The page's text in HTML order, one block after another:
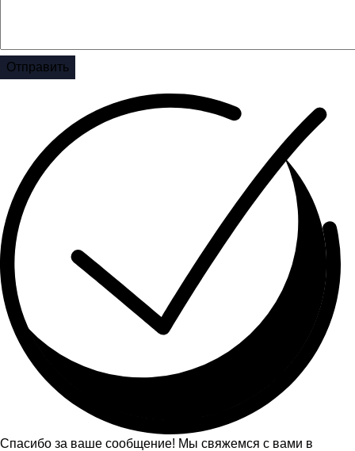
Отправить
Спасибо за ваше сообщение! Мы свяжемся с вами в